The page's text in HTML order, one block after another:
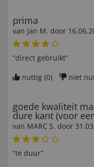
prima
van Jan M. door
“direct gebruikt”
nuttig (0) niet
goede kwaliteit
dure kant (voor
van MARC S. door
“te duur”